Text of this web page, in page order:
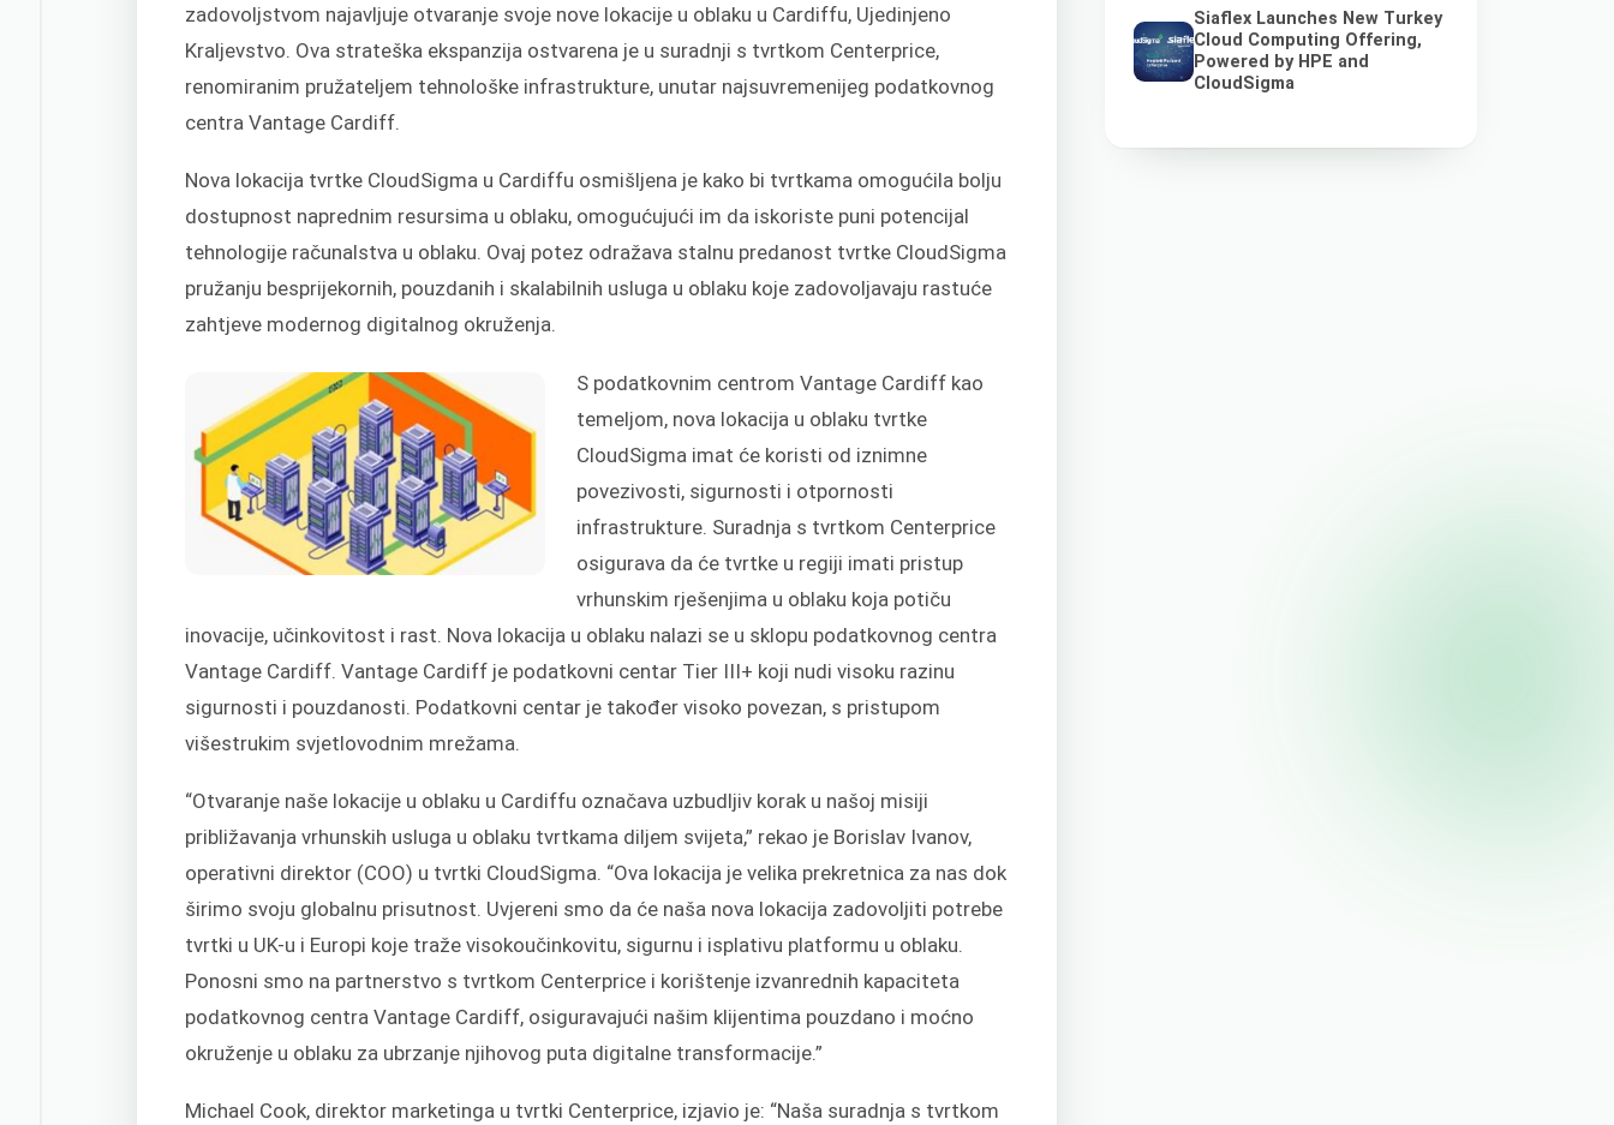
zadovoljstvom najavljuje otvaranje svoje nove lokacije u oblaku u Cardiffu, Ujedinjeno
Kraljevstvo. Ova strateška ekspanzija ostvarena je u suradnji s tvrtkom Centerprice,
renomiranim pružateljem tehnološke infrastrukture, unutar najsuvremenijeg podatkovnog
centra Vantage Cardiff.
Nova lokacija tvrtke CloudSigma u Cardiffu osmišljena je kako bi tvrtkama omogućila bolju
dostupnost naprednim resursima u oblaku, omogućujući im da iskoriste puni potencijal
tehnologije računalstva u oblaku. Ovaj potez odražava stalnu predanost tvrtke CloudSigma
pružanju besprijekornih, pouzdanih i skalabilnih usluga u oblaku koje zadovoljavaju rastuće
zahtjeve modernog digitalnog okruženja.
S podatkovnim centrom Vantage Cardiff kao
temeljom, nova lokacija u oblaku tvrtke
CloudSigma imat će koristi od iznimne
povezivosti, sigurnosti i otpornosti
infrastrukture. Suradnja s tvrtkom Centerprice
osigurava da će tvrtke u regiji imati pristup
vrhunskim rješenjima u oblaku koja potiču
inovacije, učinkovitost i rast. Nova lokacija u oblaku nalazi se u sklopu podatkovnog centra
Vantage Cardiff. Vantage Cardiff je podatkovni centar Tier III+ koji nudi visoku razinu
sigurnosti i pouzdanosti. Podatkovni centar je također visoko povezan, s pristupom
višestrukim svjetlovodnim mrežama.
“Otvaranje naše lokacije u oblaku u Cardiffu označava uzbudljiv korak u našoj misiji
približavanja vrhunskih usluga u oblaku tvrtkama diljem svijeta,” rekao je Borislav Ivanov,
operativni direktor (COO) u tvrtki CloudSigma. “Ova lokacija je velika prekretnica za nas dok
širimo svoju globalnu prisutnost. Uvjereni smo da će naša nova lokacija zadovoljiti potrebe
tvrtki u UK-u i Europi koje traže visokoučinkovitu, sigurnu i isplativu platformu u oblaku.
Ponosni smo na partnerstvo s tvrtkom Centerprice i korištenje izvanrednih kapaciteta
podatkovnog centra Vantage Cardiff, osiguravajući našim klijentima pouzdano i moćno
okruženje u oblaku za ubrzanje njihovog puta digitalne transformacije.”
Michael Cook, direktor marketinga u tvrtki Centerprice, izjavio je: “Naša suradnja s tvrtkom
Siaflex Launches New Turkey
Cloud Computing Offering,
Powered by HPE and
CloudSigma